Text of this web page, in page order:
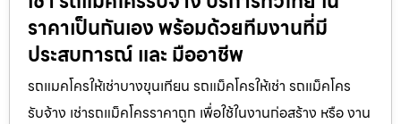
ราคาเป็นกันเอง พร้อมด้วยทีมงานที่มี
ประสบการณ์ และ มืออาชีพ
รถแมคโครให้เช่าบางขุนเทียน รถแม็คโครให้เช่า รถแม็คโคร
รับจ้าง เช่ารถแม็คโครราคาถูก เพื่อใช้ในงานก่อสร้าง หรือ งาน